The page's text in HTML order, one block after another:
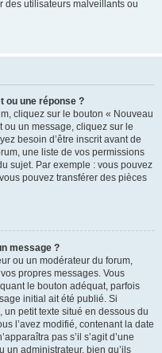
des utilisateurs malveillants ou
ou une réponse ?
cliquez sur le bouton « Nouveau
un message, cliquez sur le
besoin d’être inscrit avant de
une liste de vos permissions
sujet. Par exemple : vous pouvez
pouvez transférer des pièces
message ?
ou un modérateur du forum,
propres messages. Vous
le bouton adéquat, parfois
initial ait été publié. Si
petit texte situé en dessous du
l’avez modifié, contenant la date
pas s’il s’agit d’une
un administrateur, bien qu’ils